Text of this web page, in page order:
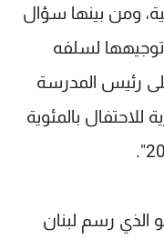
ومن بينها سؤال
لسلفه
رئيس المدرسة
للاحتفال بالمئوية
الذي رسم لبنان